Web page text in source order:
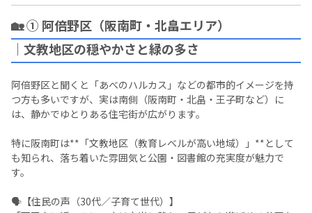
🏡 ① 阿倍野区（阪南町・北畠エリア）
｜文教地区の穏やかさと緑の多さ
阿倍野区と聞くと「あべのハルカス」などの都市的イメージを持
つ方も多いですが、実は南側（阪南町・北畠・王子町など）に
は、静かでゆとりある住宅街が広がります。
特に阪南町は**「文教地区（教育レベルが高い地域）」**として
も知られ、落ち着いた雰囲気と公園・図書館の充実度が魅力で
す。
🗣️【住民の声（30代／子育て世代）】